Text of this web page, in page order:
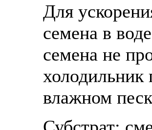
Для
семена в
семена не
холодильник
влажном